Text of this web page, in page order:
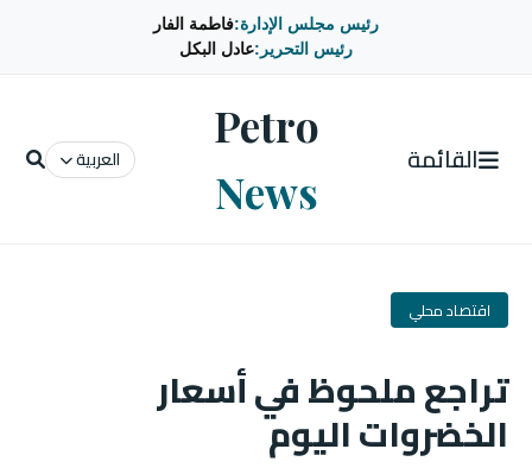
رئيس مجلس الإدارة:فاطمة الفار
رئيس التحرير:عادل البكل
القائمة
Petro
News
العربية
اقتصاد محلي
تراجع ملحوظ في أسعار
الخضروات اليوم